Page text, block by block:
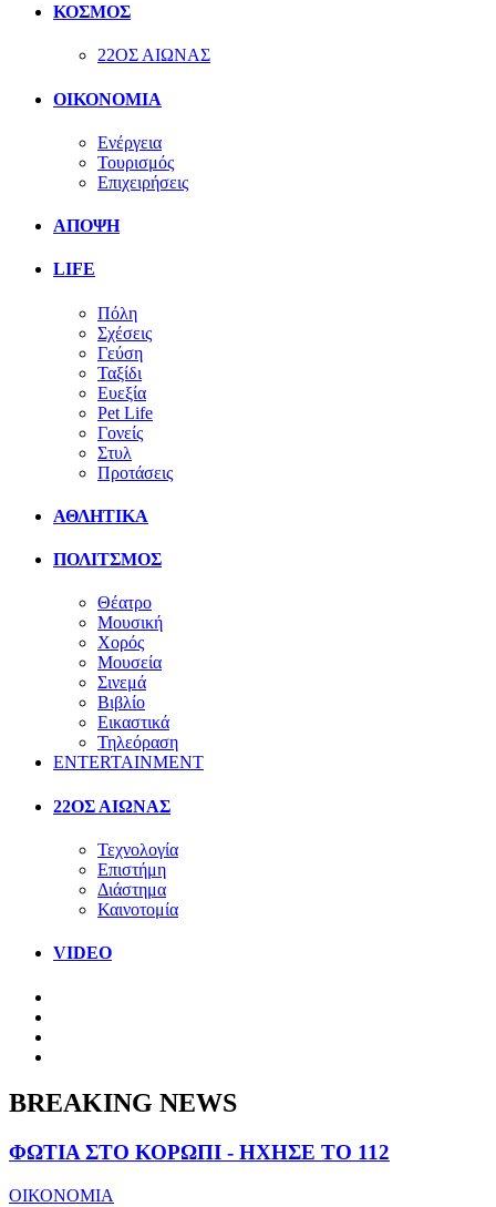
ΚΟΣΜΟΣ
22ΟΣ ΑΙΩΝΑΣ
ΟΙΚΟΝΟΜΙΑ
Ενέργεια
Τουρισμός
Επιχειρήσεις
ΑΠΟΨΗ
LIFE
Πόλη
Σχέσεις
Γεύση
Ταξίδι
Ευεξία
Pet Life
Γονείς
Στυλ
Προτάσεις
ΑΘΛΗΤΙΚΑ
ΠΟΛΙΤΣΜΟΣ
Θέατρο
Μουσική
Χορός
Μουσεία
Σινεμά
Βιβλίο
Εικαστικά
Τηλεόραση
ENTERTAINMENT
22ΟΣ ΑΙΩΝΑΣ
Τεχνολογία
Επιστήμη
Διάστημα
Καινοτομία
VIDEO
BREAKING NEWS
ΦΩΤΙΑ ΣΤΟ ΚΟΡΩΠΙ - ΗΧΗΣΕ ΤΟ 112
ΟΙΚΟΝΟΜΙΑ